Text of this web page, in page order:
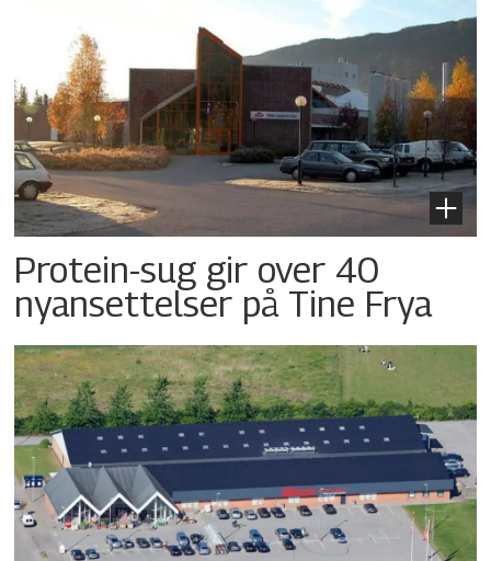
Protein-sug gir over 40
nyansettelser på Tine Frya